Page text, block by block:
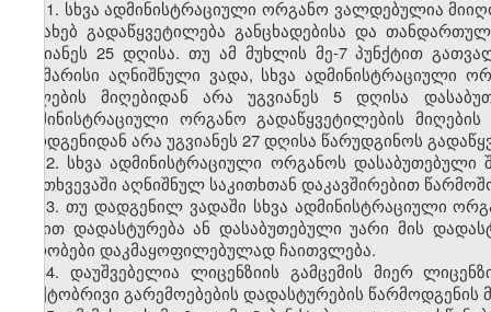
11. სხვა ადმინისტრაციული ორგანო ვალდებულია
შესახებ გადაწყვეტილება განცხადებისა და
უგვიანეს 25 დღისა. თუ ამ მუხლის მე-7 პუნქტით
საკმარისი აღნიშნული ვადა, სხვა
ასლების მიღებიდან არა უგვიანეს 5 დღისა
ადმინისტრაციული ორგანო გადაწყვეტილების
წარდგენიდან არა უგვიანეს 27 დღისა წარუდგინოს
12. სხვა ადმინისტრაციული ორგანოს
შემთხვევაში აღნიშნულ საკითხთან დაკავშირებით
13. თუ დადგენილ ვადაში სხვა ადმინისტრაციული
წესით დადასტურება ან დასაბუთებული უარი მის
პირობები დაკმაყოფილებულად ჩაითვლება.
14. დაუშვებელია ლიცენზიის გამცემის მიერ
ფაქტობრივი გარემოებების დადასტურების წარმოდგენის